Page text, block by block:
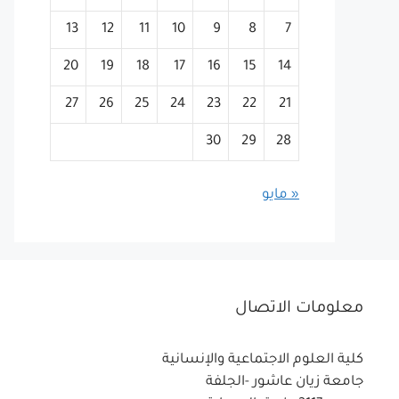
7
8
9
10
11
12
13
14
15
16
17
18
19
20
21
22
23
24
25
26
27
28
29
30
« مايو
معلومات الاتصال
كلية العلوم الاجتماعية والإنسانية
جامعة زيان عاشور -الجلفة